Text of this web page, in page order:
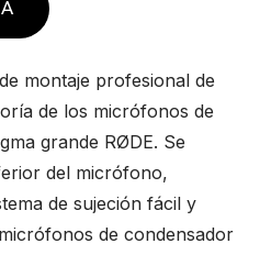
montaje profesional de
de los micrófonos de
grande RØDE. Se
del micrófono,
de sujeción fácil y
de condensador